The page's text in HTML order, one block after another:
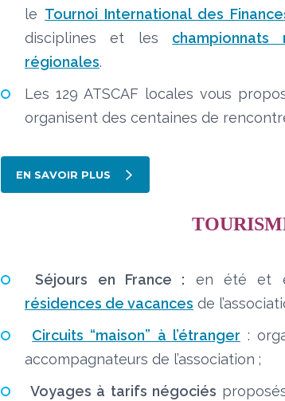
le Tournoi International des
disciplines et les championnats
régionales.
Les 129 ATSCAF locales vous
organisent des centaines de
EN SAVOIR PLUS
Séjours en France : en été et
résidences de vacances de
Circuits “maison” à l’étranger :
accompagnateurs de l’association ;
Voyages à tarifs négociés